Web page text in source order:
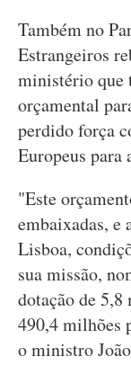
Também no
Estrangeiros
ministério que
orçamental
perdido força
Europeus
"Este
embaixadas,
Lisboa,
sua missão,
dotação de 5,8
490,4 milhões
o ministro